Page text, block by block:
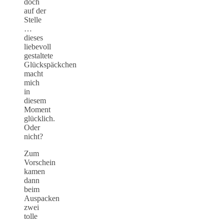
doch
auf der
Stelle
…
dieses
liebevoll
gestaltete
Glückspäckchen
macht
mich
in
diesem
Moment
glücklich.
Oder
nicht?
Zum
Vorschein
kamen
dann
beim
Auspacken
zwei
tolle